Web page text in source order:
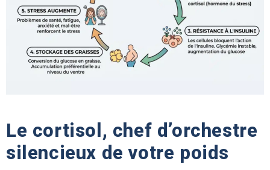
Le cortisol, chef d’orchestre
silencieux de votre poids